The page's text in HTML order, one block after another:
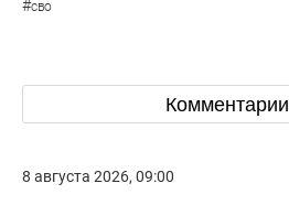
#сво
Комментарии
8 августа 2026, 09:00